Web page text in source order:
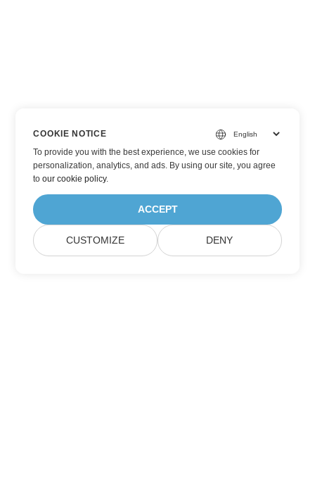
COOKIE NOTICE
To provide you with the best experience, we use cookies for
personalization, analytics, and ads. By using our site, you agree
toour cookie policy.
ACCEPT
CUSTOMIZE DENY